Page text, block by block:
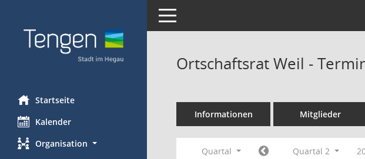
Startseite
Kalender
Organisation
Toggle navigation
Ortschaftsrat Weil -
Informationen Mitglieder
Quartal Quartal 2